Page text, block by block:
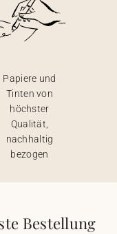
Papiere und
Tinten von
höchster
Qualität,
nachhaltig
bezogen
Bestellung